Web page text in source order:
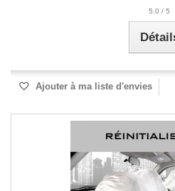
5.0 / 5
Ajouter à ma liste d'envies